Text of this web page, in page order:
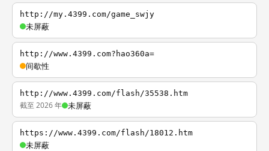
http://my.4399.com/game_swjy
未屏蔽
http://www.4399.com?hao360a=
间歇性
http://www.4399.com/flash/35538.htm
截至 2026 年 未屏蔽
https://www.4399.com/flash/18012.htm
未屏蔽